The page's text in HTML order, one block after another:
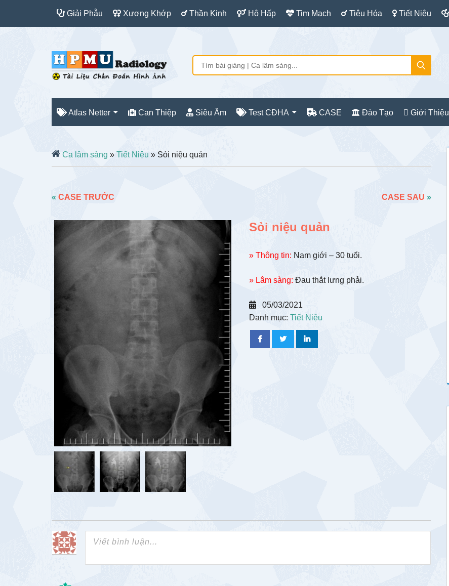
Giải Phẫu Xương Khớp Thần Kinh Hô Hấp Tim Mạch Tiêu Hóa Tiết Niệu
Atlas Netter Can Thiệp Siêu Âm Test CĐHA CASE Đào Tạo Giới Thiệu
Ca lâm sàng » Tiết Niệu » Sỏi niệu quản
« CASE TRƯỚC CASE SAU »
Sỏi niệu quản
» Thông tin: Nam giới – 30 tuổi.
» Lâm sàng: Đau thắt lưng phải.
05/03/2021
Danh mục: Tiết Niệu